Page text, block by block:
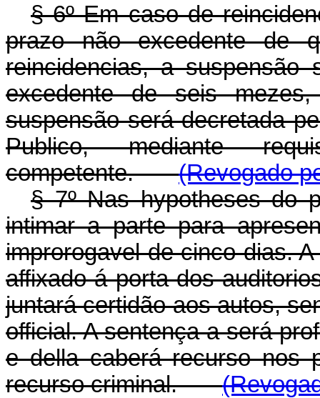
§ 6º Em caso de
prazo não excedente de
reincidencias, a
excedente de seis
suspensão será decretada
Publico, mediante
competente.(Revogado
§ 7º Nas hypotheses do
intimar a parte para
improrogavel de cinco dias.
affixado á porta dos
juntará certidão aos autos,
official. A sentença a será
e della caberá recurso nos
recurso criminal.